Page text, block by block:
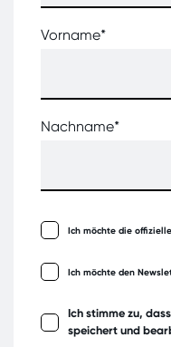
Vorname*
Nachname*
Ich möchte die
Ich möchte den
Ich stimme zu,
speichert und